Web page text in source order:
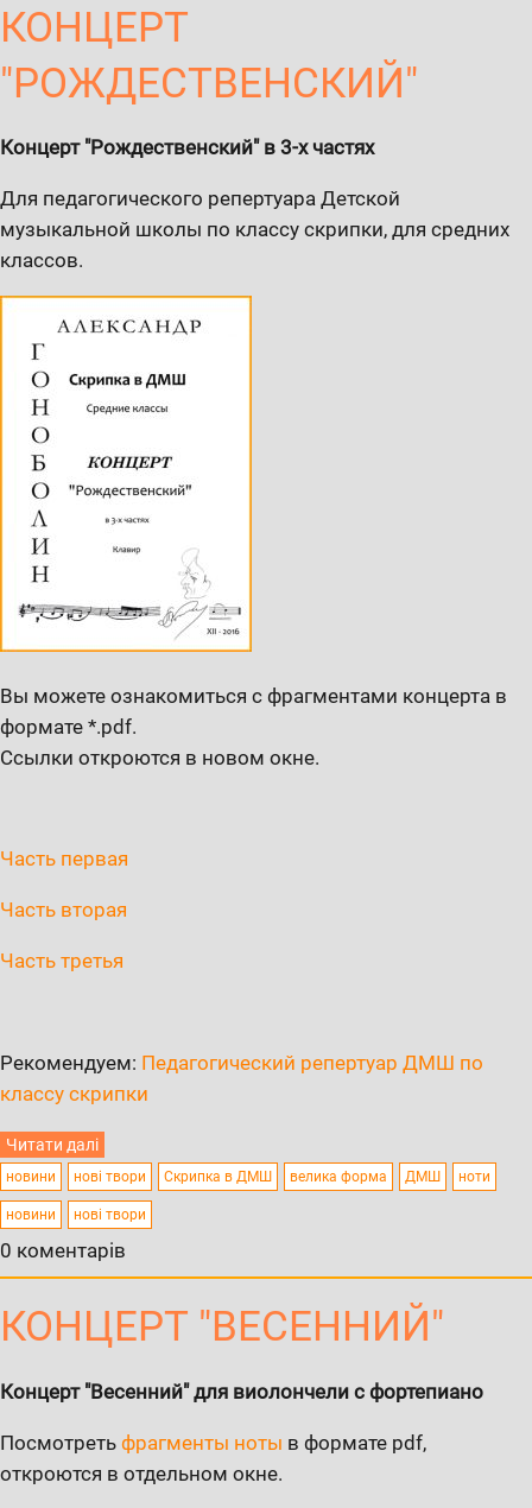
КОНЦЕРТ
"РОЖДЕСТВЕНСКИЙ"
Концерт "Рождественский" в 3-х частях
Для педагогического репертуара Детской
музыкальной школы по классу скрипки, для средних
классов.
Вы можете ознакомиться с фрагментами концерта в
формате *.pdf.
Ссылки откроются в новом окне.
Часть первая
Часть вторая
Часть третья
Рекомендуем: Педагогический репертуар ДМШ по
классу скрипки
Читати далі
новини нові твори Скрипка в ДМШ велика форма ДМШ ноти
новини нові твори
0 коментарів
КОНЦЕРТ "ВЕСЕННИЙ"
Концерт "Весенний" для виолончели с фортепиано
Посмотреть фрагменты ноты в формате pdf,
откроются в отдельном окне.